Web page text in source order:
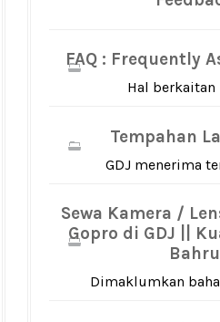
FAQ : Frequently
Hal berkaitan
Tempahan
GDJ menerima
Sewa Kamera /
Gopro di GDJ ||
Bahru
Dimaklumkan